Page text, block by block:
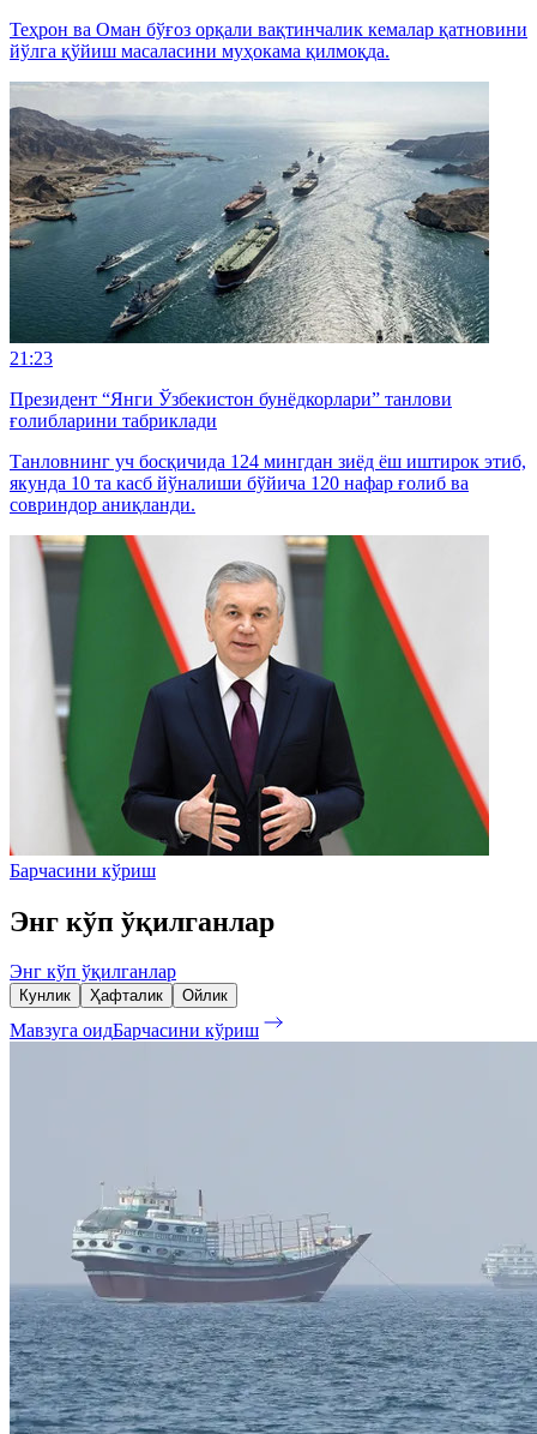
Теҳрон ва Оман бўғоз орқали вақтинчалик кемалар қатновини
йўлга қўйиш масаласини муҳокама қилмоқда.
21:23
Президент “Янги Ўзбекистон бунёдкорлари” танлови
ғолибларини табриклади
Танловнинг уч босқичида 124 мингдан зиёд ёш иштирок этиб,
якунда 10 та касб йўналиши бўйича 120 нафар ғолиб ва
совриндор аниқланди.
Барчасини кўриш
Энг кўп ўқилганлар
Энг кўп ўқилганлар
Кунлик Ҳафталик Ойлик
Мавзуга оидБарчасини кўриш